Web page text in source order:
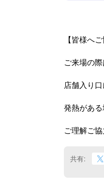
【皆様へ
ご来場の
店舗入り
発熱があ
ご理解ご
共有: